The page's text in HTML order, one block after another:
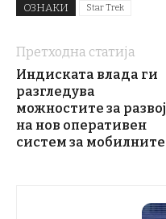
ОЗНАКИ Star Trek
Претходна статија
Индиската влада ги
разгледува
можностите за развој
на нов оперативен
систем за мобилните